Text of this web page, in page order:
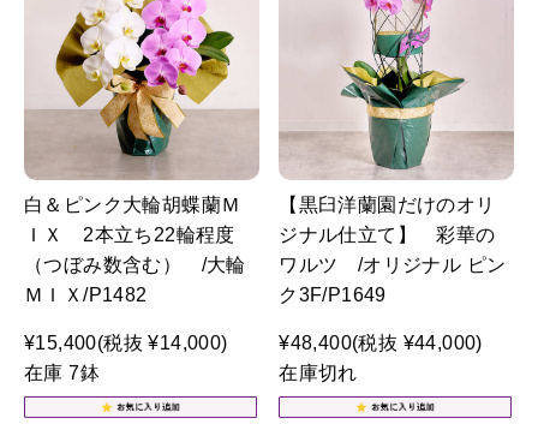
白＆ピンク大輪胡蝶蘭Ｍ
ＩＸ 2本立ち22輪程度
（つぼみ数含む） /大輪
ＭＩＸ/P1482
¥15,400(税抜 ¥14,000)
在庫 7鉢
【黒臼洋蘭園だけのオリ
ジナル仕立て】 彩華の
ワルツ /オリジナル ピン
ク3F/P1649
¥48,400(税抜 ¥44,000)
在庫切れ